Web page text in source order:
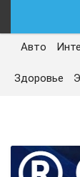
ГЛАВНАЯ
СЕГОДНЯ
Авто
Здоровье